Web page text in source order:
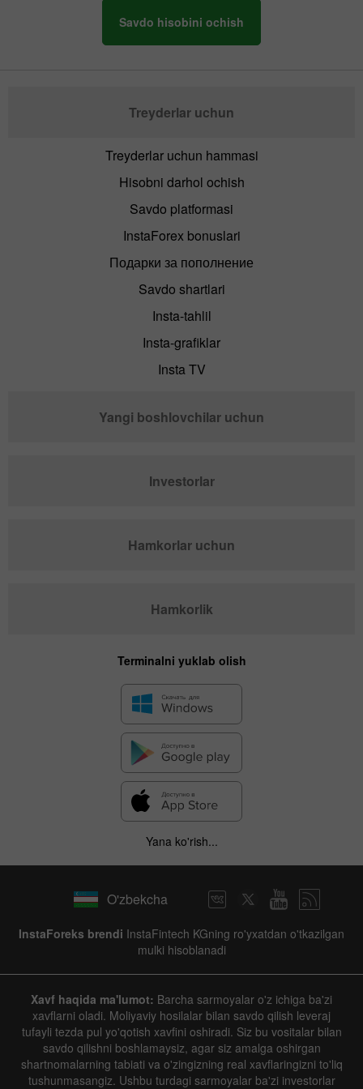
Savdo hisobini ochish
Treyderlar uchun
Treyderlar uchun hammasi
Hisobni darhol ochish
Savdo platformasi
InstaForex bonuslari
Подарки за пополнение
Savdo shartlari
Insta-tahlil
Insta-grafiklar
Insta TV
Yangi boshlovchilar uchun
Investorlar
Hamkorlar uchun
Hamkorlik
Terminalni yuklab olish
Yana ko'rish...
O'zbekcha
InstaForeks brendi InstaFintech KGning ro'yxatdan o'tkazilgan
mulki hisoblanadi
Xavf haqida ma'lumot: Barcha sarmoyalar o'z ichiga ba'zi
xavflarni oladi. Moliyaviy hosilalar bilan savdo qilish leveraj
tufayli tezda pul yo'qotish xavfini oshiradi. Siz bu vositalar bilan
savdo qilishni boshlamaysiz, agar siz amalga oshirgan
shartnomalarning tabiati va o'zingizning real xavflaringizni to'liq
tushunmasangiz. Ushbu turdagi sarmoyalar ba'zi investorlar